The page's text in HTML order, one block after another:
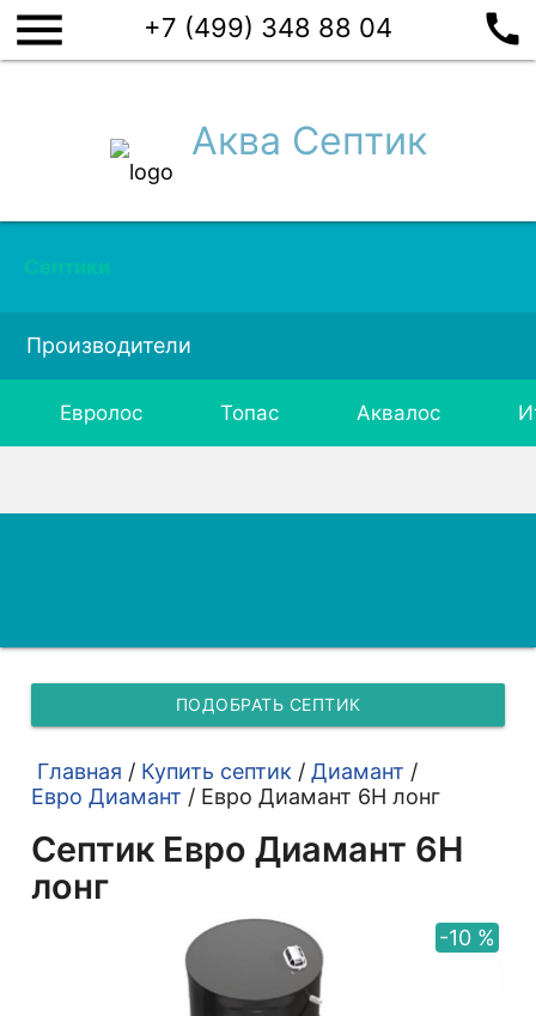
menu +7 (499) 348 88 04 call
Аква Септик
Септики
Производители
Евролос Топас Аквалос
ПОДОБРАТЬ СЕПТИК
Главная / Купить септик / Диамант /
Евро Диамант / Евро Диамант 6Н лонг
Септик Евро Диамант 6Н
лонг
-10 %